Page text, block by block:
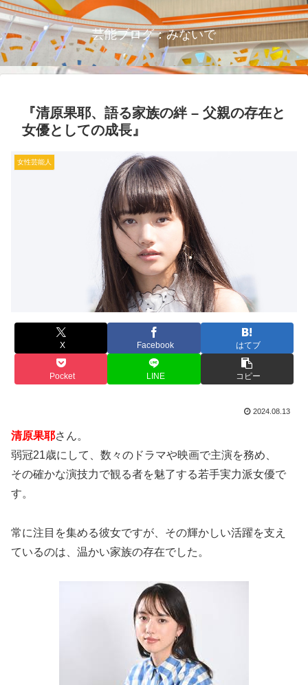
芸能ブログ：みないで
『清原果耶、語る家族の絆 – 父親の存在と
女優としての成長』
女性芸能人
X Facebook はてブ
Pocket LINE コピー
2024.08.13
清原果耶さん。
弱冠21歳にして、数々のドラマや映画で主演を務め、
その確かな演技力で観る者を魅了する若手実力派女優で
す。
常に注目を集める彼女ですが、その輝かしい活躍を支え
ているのは、温かい家族の存在でした。